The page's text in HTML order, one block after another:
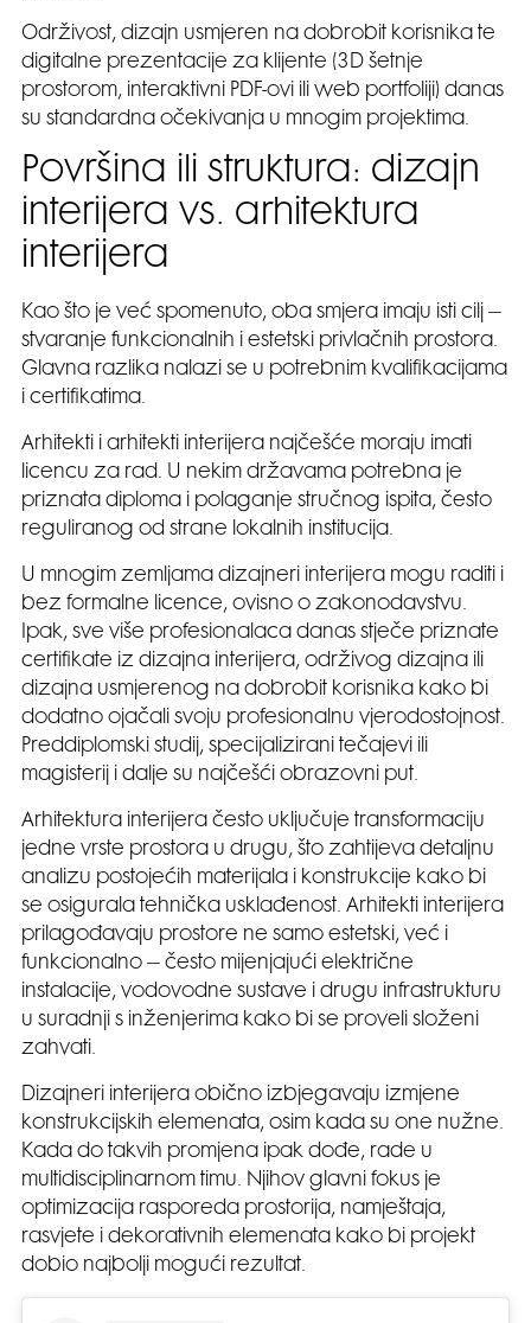
Održivost, dizajn usmjeren na dobrobit korisnika te
digitalne prezentacije za klijente (3D šetnje
prostorom, interaktivni PDF-ovi ili web portfoliji) danas
su standardna očekivanja u mnogim projektima.
Površina ili struktura: dizajn
interijera vs. arhitektura
interijera
Kao što je već spomenuto, oba smjera imaju isti cilj –
stvaranje funkcionalnih i estetski privlačnih prostora.
Glavna razlika nalazi se u potrebnim kvalifikacijama
i certifikatima.
Arhitekti i arhitekti interijera najčešće moraju imati
licencu za rad. U nekim državama potrebna je
priznata diploma i polaganje stručnog ispita, često
reguliranog od strane lokalnih institucija.
U mnogim zemljama dizajneri interijera mogu raditi i
bez formalne licence, ovisno o zakonodavstvu.
Ipak, sve više profesionalaca danas stječe priznate
certifikate iz dizajna interijera, održivog dizajna ili
dizajna usmjerenog na dobrobit korisnika kako bi
dodatno ojačali svoju profesionalnu vjerodostojnost.
Preddiplomski studij, specijalizirani tečajevi ili
magisterij i dalje su najčešći obrazovni put.
Arhitektura interijera često uključuje transformaciju
jedne vrste prostora u drugu, što zahtijeva detaljnu
analizu postojećih materijala i konstrukcije kako bi
se osigurala tehnička usklađenost. Arhitekti interijera
prilagođavaju prostore ne samo estetski, već i
funkcionalno – često mijenjajući električne
instalacije, vodovodne sustave i drugu infrastrukturu
u suradnji s inženjerima kako bi se proveli složeni
zahvati.
Dizajneri interijera obično izbjegavaju izmjene
konstrukcijskih elemenata, osim kada su one nužne.
Kada do takvih promjena ipak dođe, rade u
multidisciplinarnom timu. Njihov glavni fokus je
optimizacija rasporeda prostorija, namještaja,
rasvjete i dekorativnih elemenata kako bi projekt
dobio najbolji mogući rezultat.